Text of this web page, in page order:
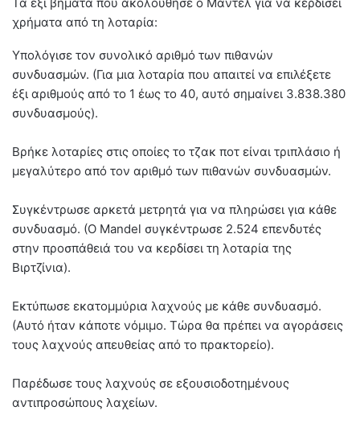
Τα έξι βήματα που ακολούθησε ο Μαντέλ για να κερδίσει
χρήματα από τη λοταρία:
Υπολόγισε τον συνολικό αριθμό των πιθανών
συνδυασμών. (Για μια λοταρία που απαιτεί να επιλέξετε
έξι αριθμούς από το 1 έως το 40, αυτό σημαίνει 3.838.380
συνδυασμούς).
Βρήκε λοταρίες στις οποίες το τζακ ποτ είναι τριπλάσιο ή
μεγαλύτερο από τον αριθμό των πιθανών συνδυασμών.
Συγκέντρωσε αρκετά μετρητά για να πληρώσει για κάθε
συνδυασμό. (Ο Mandel συγκέντρωσε 2.524 επενδυτές
στην προσπάθειά του να κερδίσει τη λοταρία της
Βιρτζίνια).
Εκτύπωσε εκατομμύρια λαχνούς με κάθε συνδυασμό.
(Αυτό ήταν κάποτε νόμιμο. Τώρα θα πρέπει να αγοράσεις
τους λαχνούς απευθείας από το πρακτορείο).
Παρέδωσε τους λαχνούς σε εξουσιοδοτημένους
αντιπροσώπους λαχείων.